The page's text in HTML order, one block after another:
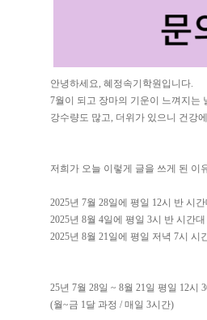
안녕하세요, 혜정속기학원입니다.
7월이 되고 장마의 기운이 느껴지는
강수량도 많고, 더위가 있으니 건강
저희가 오늘 이렇게 글을 쓰게 된 이
2025년 7월 28일에 평일 12시 반 시
2025년 8월 4일에 평일 3시 반 시간
2025년 8월 21일에 평일 저녁 7시
​25년 7월 28일 ~ 8월 21일 평일 12시
(월~금 1달 과정 / 매일 3시간)